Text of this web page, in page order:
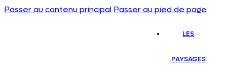
Passer au contenu principal Passer au pied de page
LES
PAYSAGES